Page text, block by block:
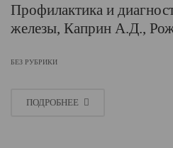
Профилактика и
железы, Каприн А.Д.,
БЕЗ РУБРИКИ
ПОДРОБНЕЕ